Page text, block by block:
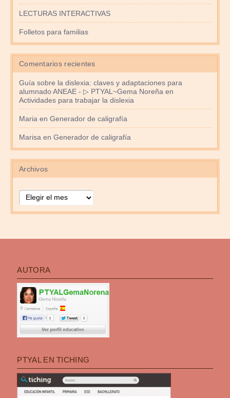
LECTURAS INTERACTIVAS
Folletos para familias
Comentarios recientes
Guía sobre la dislexia: claves y adaptaciones para
alumnado ANEAE - ▷ PTYAL~Gema Noreña en
Actividades para trabajar la dislexia
Maria en Generador de caligrafía
Marisa en Generador de caligrafía
Archivos
AUTORA
PTYAL EN TICHING